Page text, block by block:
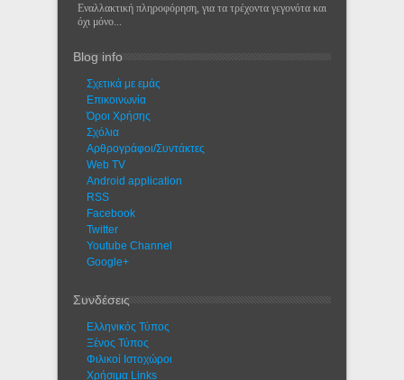
Εναλλακτική πληροφόρηση, για τα τρέχοντα γεγονότα και
όχι μόνο...
Blog info
Σχετικά με εμάς
Eπικοινωνία
Όροι Χρήσης
Σχόλια
Αρθρογράφοι/Συντάκτες
Web TV
Android application
RSS
Facebook
Twitter
Youtube Channel
Google+
Συνδέσεις
Ελληνικός Τύπος
Ξένος Τύπος
Φιλικοί Ιστοχώροι
Χρήσιμα Links